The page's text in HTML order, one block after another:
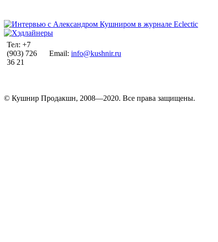
Тел: +7
(903) 726
36 21
Email: info@kushnir.ru
© Кушнир Продакшн, 2008—2020. Все права защищены.